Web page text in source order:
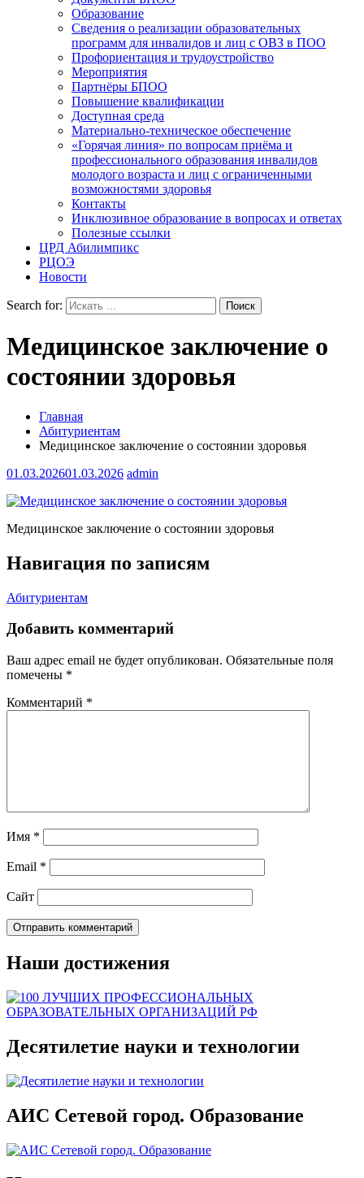
Образование
Сведения о реализации образовательных
программ для инвалидов и лиц с ОВЗ в ПОО
Профориентация и трудоустройство
Мероприятия
Партнёры БПОО
Повышение квалификации
Доступная среда
Материально-техническое обеспечение
«Горячая линия» по вопросам приёма и
профессионального образования инвалидов
молодого возраста и лиц с ограниченными
возможностями здоровья
Контакты
Инклюзивное образование в вопросах и ответах
Полезные ссылки
ЦРД Абилимпикс
РЦОЭ
Новости
Search for:
Медицинское заключение о
состоянии здоровья
Главная
Абитуриентам
Медицинское заключение о состоянии здоровья
01.03.202601.03.2026 admin
Медицинское заключение о состоянии здоровья
Навигация по записям
Абитуриентам
Добавить комментарий
Ваш адрес email не будет опубликован. Обязательные поля
помечены *
Комментарий *
Имя *
Email *
Сайт
Наши достижения
Десятилетие науки и технологии
АИС Сетевой город. Образование